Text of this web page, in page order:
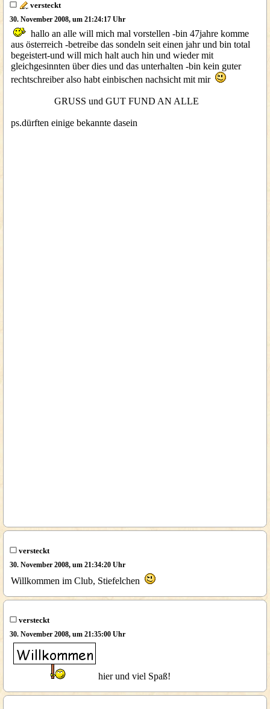
versteckt
30. November 2008, um 21:24:17 Uhr
hallo an alle will mich mal vorstellen -bin 47jahre komme
aus österreich -betreibe das sondeln seit einen jahr und bin total
begeistert-und will mich halt auch hin und wieder mit
gleichgesinnten über dies und das unterhalten -bin kein guter
rechtschreiber also habt einbischen nachsicht mit mir
GRUSS und GUT FUND AN ALLE
ps.dürften einige bekannte dasein
versteckt
30. November 2008, um 21:34:20 Uhr
Willkommen im Club, Stiefelchen
versteckt
30. November 2008, um 21:35:00 Uhr
hier und viel Spaß!